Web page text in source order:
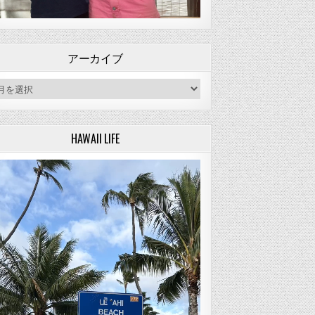
アーカイブ
カイブ
HAWAII LIFE